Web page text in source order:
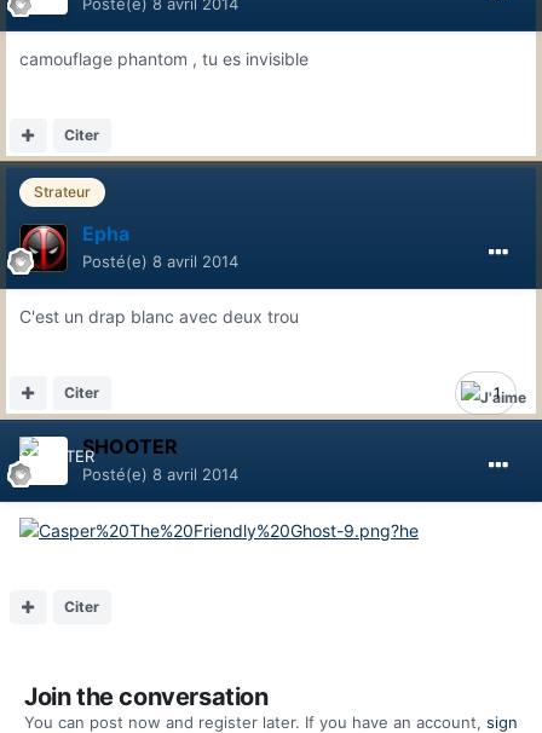
Posté(e) 8 avril 2014
camouflage phantom , tu es invisible
Citer
Strateur
Epha
Posté(e) 8 avril 2014
C'est un drap blanc avec deux trou
1
Citer
SHOOTER
Posté(e) 8 avril 2014
Citer
Join the conversation
You can post now and register later. If you have an account, sign